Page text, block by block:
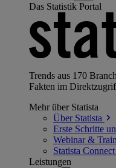
Das Statistik Portal
Trends aus 170
Fakten im
Mehr über Statista
Über Statista
Erste Schritte
Webinar &
Statista Connect
Leistungen